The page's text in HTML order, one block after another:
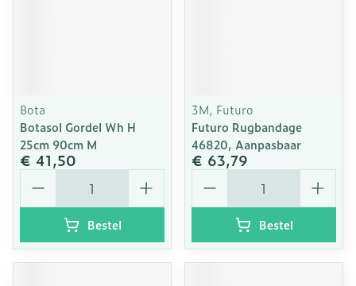
Bota
Botasol Gordel Wh H
25cm 90cm M
€ 41,50
Aantal
Bestel
3M, Futuro
Futuro Rugbandage
46820, Aanpasbaar
€ 63,79
Aantal
Bestel